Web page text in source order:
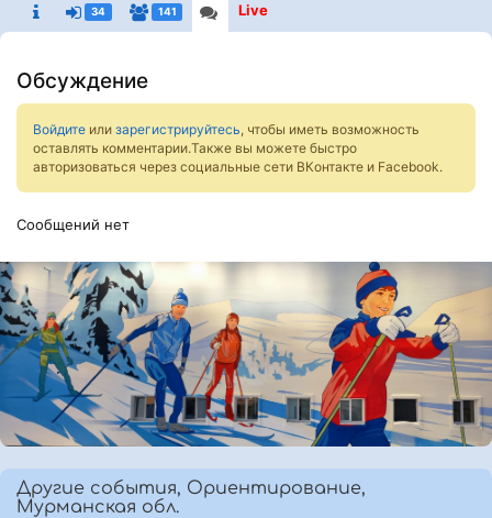
34 141 Live
Обсуждение
Войдите или зарегистрируйтесь, чтобы иметь возможность
оставлять комментарии.Также вы можете быстро
авторизоваться через социальные сети ВКонтакте и Facebook.
Сообщений нет
Другие события, Ориентирование,
Мурманская обл.